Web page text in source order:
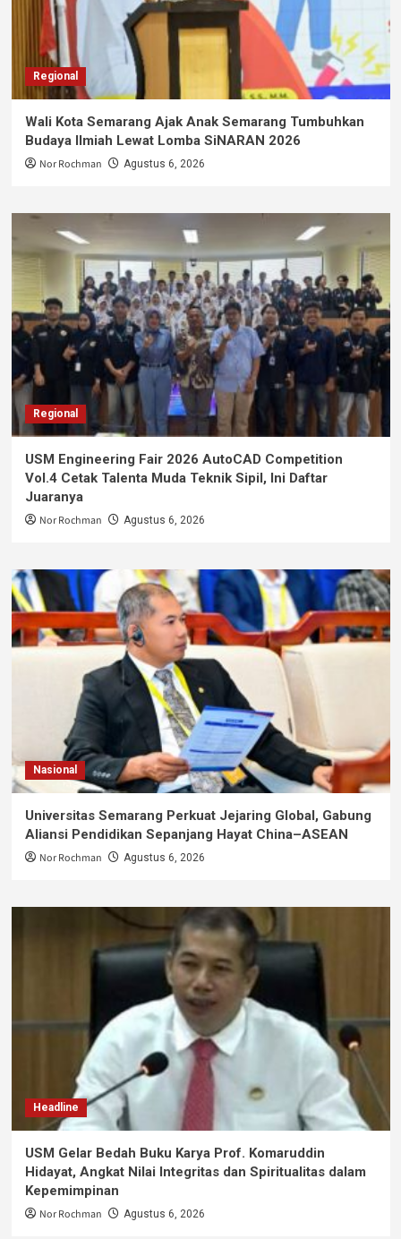
Regional
Wali Kota Semarang Ajak Anak Semarang Tumbuhkan
Budaya Ilmiah Lewat Lomba SiNARAN 2026
Nor Rochman Agustus 6, 2026
Regional
USM Engineering Fair 2026 AutoCAD Competition
Vol.4 Cetak Talenta Muda Teknik Sipil, Ini Daftar
Juaranya
Nor Rochman Agustus 6, 2026
Nasional
Universitas Semarang Perkuat Jejaring Global, Gabung
Aliansi Pendidikan Sepanjang Hayat China–ASEAN
Nor Rochman Agustus 6, 2026
Headline
USM Gelar Bedah Buku Karya Prof. Komaruddin
Hidayat, Angkat Nilai Integritas dan Spiritualitas dalam
Kepemimpinan
Nor Rochman Agustus 6, 2026